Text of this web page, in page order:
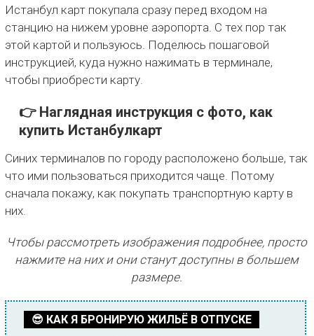
Истанбул карт покупала сразу перед входом на
станцию на нижем уровне аэропорта. С тех пор так
этой картой и пользуюсь. Поделюсь пошаговой
инструкцией, куда нужно нажимать в терминале,
чтобы приобрести карту.
👉 Наглядная инструкция с фото, как
купить Истанбулкарт
Синих терминалов по городу расположено больше, так
что ими пользоваться приходится чаще. Потому
сначала покажу, как покупать транспортную карту в
них.
Чтобы рассмотреть изображения подробнее, просто
нажмите на них и они станут доступны в большем
размере.
😎 КАК Я БРОНИРУЮ ЖИЛЬЁ В ОТПУСКЕ